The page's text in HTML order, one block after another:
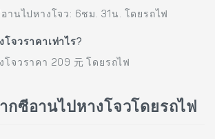
านไปหางโจว: 6ชม. 31น. โดยรถไฟ
จวราคาเท่าไร?
จวราคา 209 元 โดยรถไฟ
กซีอานไปหางโจวโดยรถไฟ